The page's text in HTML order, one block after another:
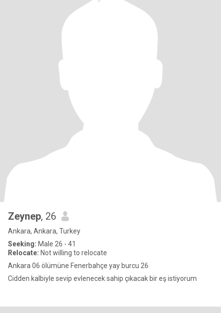
Zeynep, 26
Ankara, Ankara, Turkey
Seeking: Male 26 - 41
Relocate: Not willing to relocate
Ankara 06 ölümüne Fenerbahçe yay burcu 26
Cidden kalbiyle sevip evlenecek sahip çıkacak bir eş istiyorum